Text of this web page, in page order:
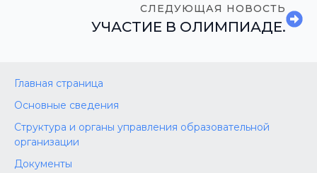
СЛЕДУЮЩАЯ НОВОСТЬ
УЧАСТИЕ В ОЛИМПИАДЕ.
Главная страница
Основные сведения
Структура и органы управления образовательной
организации
Документы